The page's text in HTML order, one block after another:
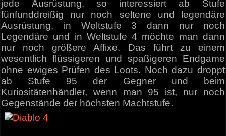
jede Ausrüstung, so interessiert ab Stufe
fünfunddreißig nur noch seltene und legendäre
Ausrüstung, in Weltstufe 3 dann nur noch
Legendäre und in Weltstufe 4 möchte man dann
nur noch größere Affixe. Das führt zu einem
wesentlich flüssigeren und spaßigeren Endgame
ohne ewiges Prüfen des Loots. Noch dazu droppt
ab Stufe 95 der Gegner und beim
Kuriositätenhändler, wenn man 95 ist, nur noch
Gegenstände der höchsten Machtstufe.